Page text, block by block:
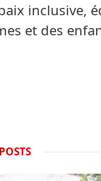
inclusive,
et des
POSTS